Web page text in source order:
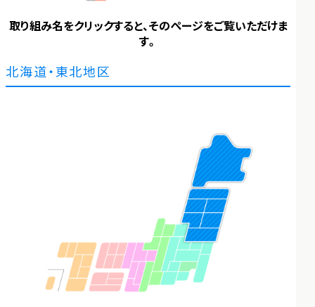
取り組み名をクリックすると、そのページをご覧いただけま
す。
北海道・東北地区